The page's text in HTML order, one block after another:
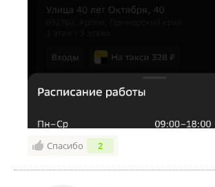
решили разговаривать на
платит одну сумму, через задержку
другая (в 3 раза меньше)
5) Без паспорта зайти нельзя
Спасибо 2